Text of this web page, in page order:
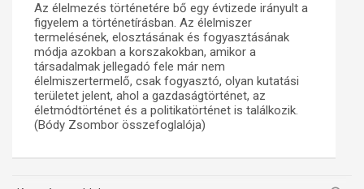
Műhelymunkák
Az élelmezés történetére bő egy évtizede irányult a
figyelem a történetírásban. Az élelmiszer
termelésének, elosztásának és fogyasztásának
módja azokban a korszakokban, amikor a
társadalmak jellegadó fele már nem
élelmiszertermelő, csak fogyasztó, olyan kutatási
területet jelent, ahol a gazdaságtörténet, az
életmódtörténet és a politikatörténet is találkozik.
(Bódy Zsombor összefoglalója)